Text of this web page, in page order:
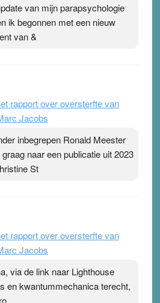
zijn. Door…Lees meer
topspsort ›[...]
van mijn parapsychologie
ik begonnen met een nieuw
van &
rapport over oversterfte van
Jacobs
inbegrepen Ronald Meester
naar een publicatie uit 2023
St
rapport over oversterfte van
Jacobs
via de link naar Lighthouse
en kwantummechanica terecht,